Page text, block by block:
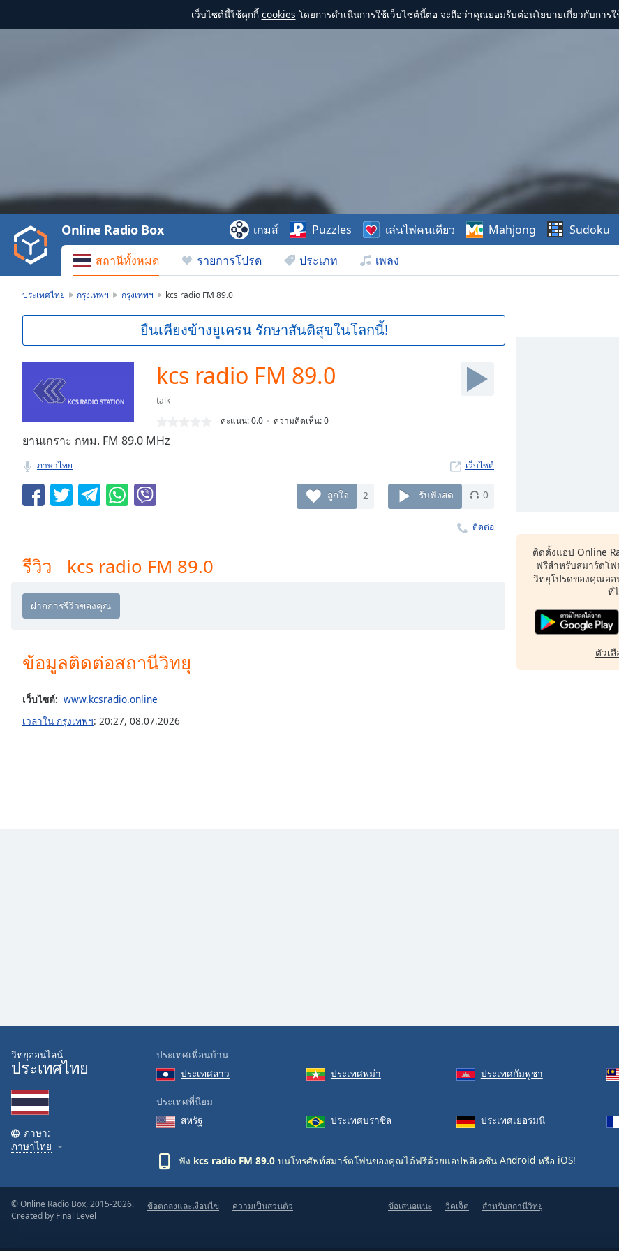
เว็บไซต์นี้ใช้คุกกี้ cookies โดยการดำเนินการใช้เว็บไซต์นี้ต่อ จะถือว่าคุณยอมรับต่อนโยบายเกี่ยวกับการใ
loading.
Video
Play
Backward
Skip
Current
Duration-:-
:
Stream
TypeLIVE
live,
currently
behind
LIVE
Remaining
Playback
Rate
Chapters
descriptions
off,
window.
Beginning
Escape
will
cancel
สถานีทั้งหมด รายการโปรด ประเภท เพลง
Online Radio Box เกมส์ Puzzles เล่นไพ่คนเดียว Mahjong Sudoku
ประเทศไทย กรุงเทพฯ กรุงเทพฯ kcs radio FM 89.0
ยืนเคียงข้างยูเครน รักษาสันติสุขในโลกนี้!
kcs radio FM 89.0
talk
คะแนน:0.0 ความคิดเห็น:0
ยานเกราะ กทม. FM 89.0 MHz
ภาษาไทย เว็บไซต์
ถูกใจ 2 รับฟังสด 0
ติดต่อ
รีวิว kcs radio FM 89.0
ข้อมูลติดต่อสถานีวิทยุ
เว็บไซต์: www.kcsradio.online
เวลาใน กรุงเทพฯ: 20:27, 08.07.2026
ติดตั้งแอป Online
ฟรีสำหรับสมาร์ตโ
วิทยุโปรดของคุณออ
ที่
ตัวเ
วิทยุออนไลน์
ประเทศไทย
ภาษา:
ภาษาไทย
ประเทศเพื่อนบ้าน
ประเทศลาว
ประเทศพม่า ประเทศกัมพูชา
ประเทศที่นิยม
สหรัฐ
ประเทศบราซิล ประเทศเยอรมนี
ฟัง kcs radio FM 89.0 บนโทรศัพท์สมาร์ตโฟนของคุณได้ฟรีด้วยแอปพลิเคชัน Android หรือ iOS!
© Online Radio Box, 2015-2026.
Created by Final Level
ข้อตกลงและเงื่อนไข ความเป็นส่วนตัว ข้อเสนอแนะ วิดเจ็ต สำหรับสถานีวิทยุ